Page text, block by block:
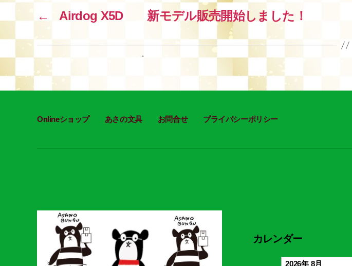
o
k
← Airdog X5D 新モデル販売開始しました！
Onlineショップ あさの文具 お問合せ プライバシーポリシー
カレンダー
2026年 8月